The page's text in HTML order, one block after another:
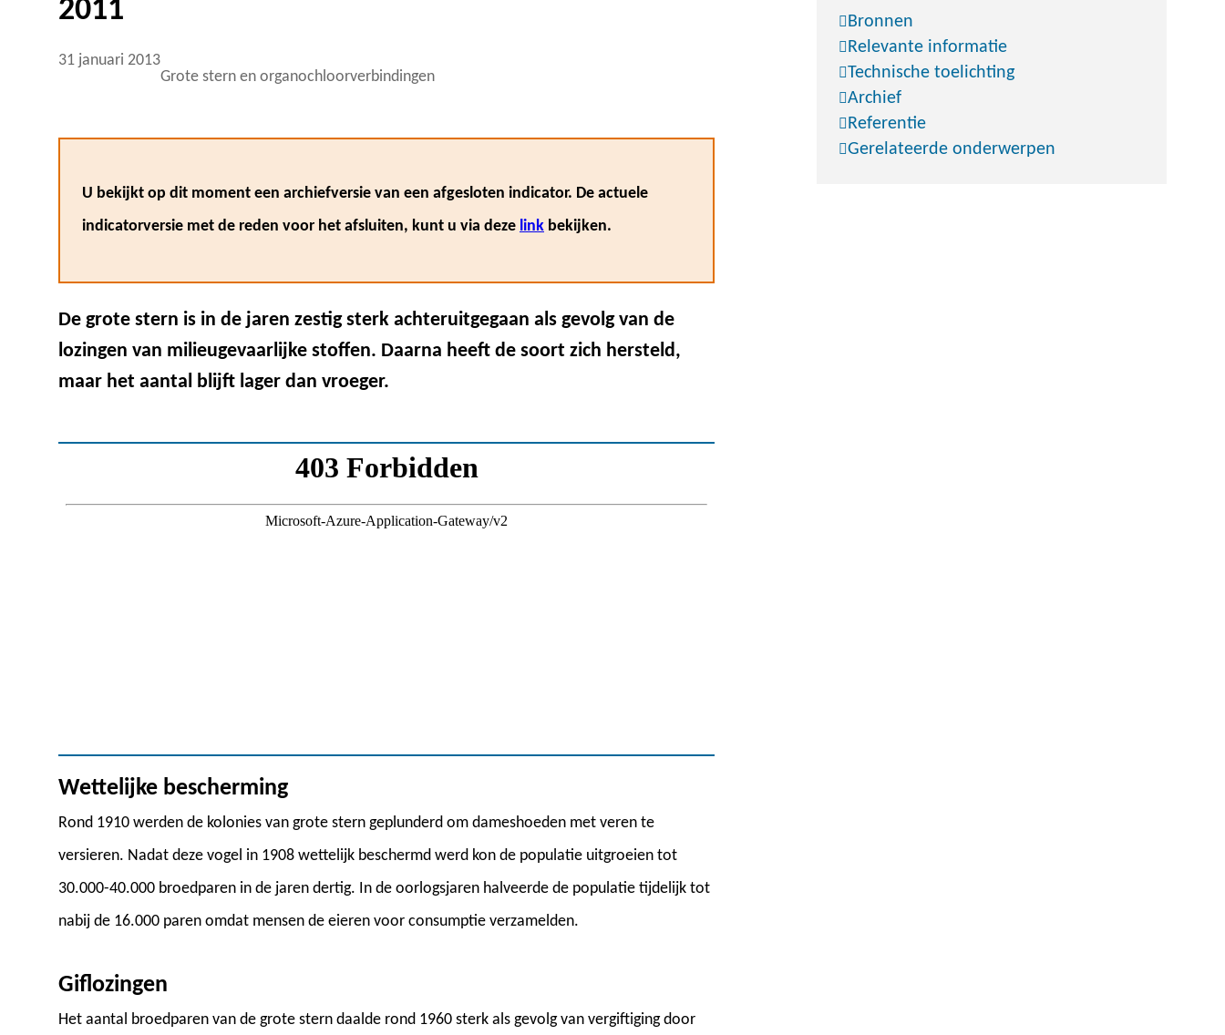
2011
31 januari 2013
Grote stern en organochloorverbindingen
Bronnen
Relevante informatie
Technische toelichting
Archief
Referentie
Gerelateerde onderwerpen
U bekijkt op dit moment een archiefversie van een afgesloten indicator. De actuele
indicatorversie met de reden voor het afsluiten, kunt u via deze link bekijken.
De grote stern is in de jaren zestig sterk achteruitgegaan als gevolg van de
lozingen van milieugevaarlijke stoffen. Daarna heeft de soort zich hersteld,
maar het aantal blijft lager dan vroeger.
Wettelijke bescherming
Rond 1910 werden de kolonies van grote stern geplunderd om dameshoeden met veren te
versieren. Nadat deze vogel in 1908 wettelijk beschermd werd kon de populatie uitgroeien tot
30.000-40.000 broedparen in de jaren dertig. In de oorlogsjaren halveerde de populatie tijdelijk tot
nabij de 16.000 paren omdat mensen de eieren voor consumptie verzamelden.
Giflozingen
Het aantal broedparen van de grote stern daalde rond 1960 sterk als gevolg van vergiftiging door